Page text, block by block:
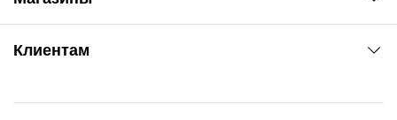
ул. Рабочая, 2-а
Клиентам